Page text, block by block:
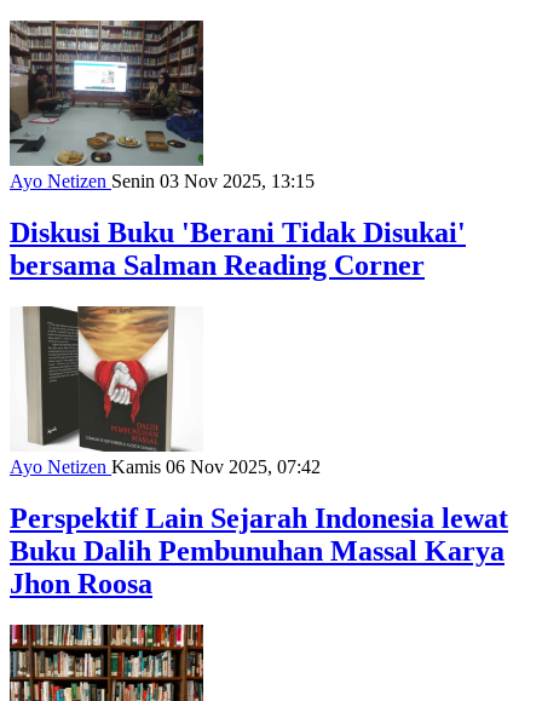
Ayo Netizen Senin 03 Nov 2025, 13:15
Diskusi Buku 'Berani Tidak Disukai'
bersama Salman Reading Corner
Ayo Netizen Kamis 06 Nov 2025, 07:42
Perspektif Lain Sejarah Indonesia lewat
Buku Dalih Pembunuhan Massal Karya
Jhon Roosa